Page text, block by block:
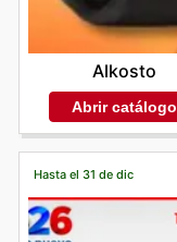
Alkosto
Abrir catálogo
Hasta el 31 de dic